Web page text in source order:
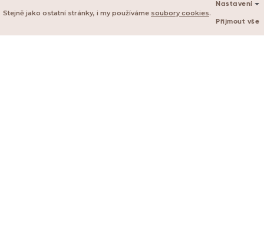
Stejně jako ostatní stránky, i my používáme soubory cookies.
Nastavení
Přijmout vše